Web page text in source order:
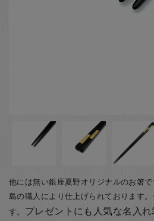
他には無い銀座夏野オリジナルのお箸
島の職人により仕上げられております
す。 プレゼントにも人気な名入